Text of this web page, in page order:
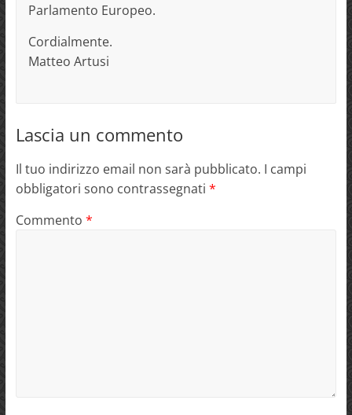
Parlamento Europeo.
Cordialmente.
Matteo Artusi
Lascia un commento
Il tuo indirizzo email non sarà pubblicato. I campi
obbligatori sono contrassegnati *
Commento *